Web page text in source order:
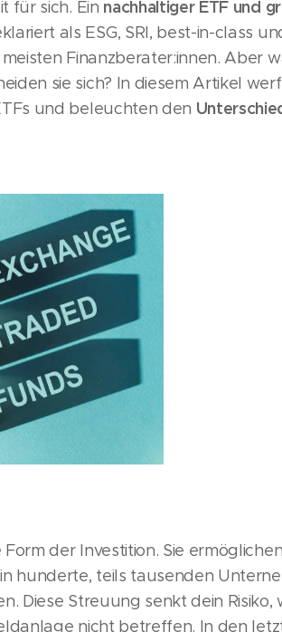
für sich. Ein nachhaltiger ETF und
als ESG, SRI, best-in-class
Finanzberater:innen. Aber
sie sich? In diesem Artikel
und beleuchten den
der Investition. Sie
hunderte, teils tausenden
Diese Streuung senkt dein Risiko,
nicht betreffen. In den